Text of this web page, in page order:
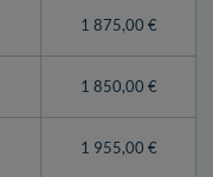
1 875,00 €
1 850,00 €
1 955,00 €